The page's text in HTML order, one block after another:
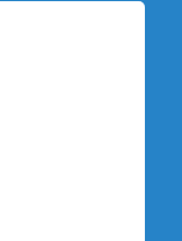
par an, il